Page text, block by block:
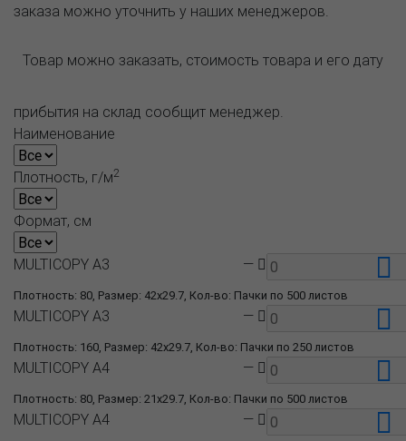
заказа можно уточнить у наших менеджеров.
Товар можно заказать, стоимость товара и его дату
прибытия на склад сообщит менеджер.
Наименование
Плотность, г/м2
Формат, см
Плотность: 80, Размер: 42x29.7, Кол-во: Пачки по 500 листов
MULTICOPY A3 —
Плотность: 160, Размер: 42x29.7, Кол-во: Пачки по 250 листов
MULTICOPY A3 —
Плотность: 80, Размер: 21x29.7, Кол-во: Пачки по 500 листов
MULTICOPY A4 —
MULTICOPY A4 —